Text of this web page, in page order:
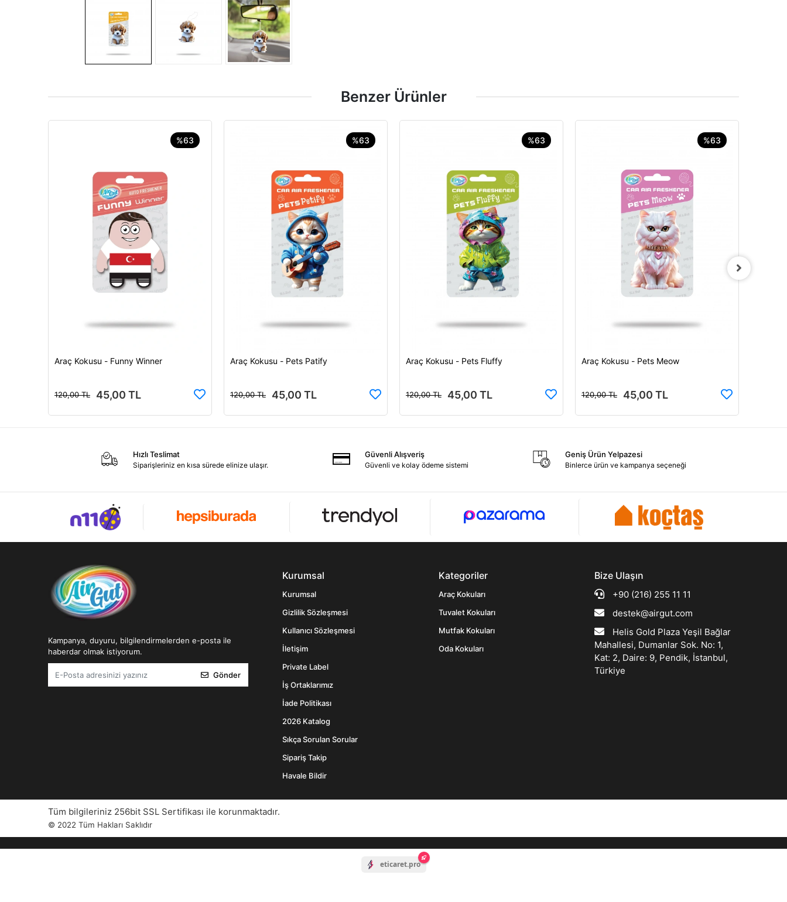
Benzer Ürünler
%63
Sepete Ekle
Araç Kokusu - Funny Winner
120,00 TL 45,00 TL
%63
Sepete Ekle
Araç Kokusu - Pets Patify
120,00 TL 45,00 TL
%63
Sepete Ekle
Araç Kokusu - Pets Fluffy
120,00 TL 45,00 TL
%63
Sepete Ekle
Araç Kokusu - Pets Meow
120,00 TL 45,00 TL
Hızlı Teslimat
Siparişleriniz en kısa sürede elinize ulaşır.
Güvenli Alışveriş
Güvenli ve kolay ödeme sistemi
Geniş Ürün Yelpazesi
Binlerce ürün ve kampanya seçeneği
Kampanya, duyuru, bilgilendirmelerden e-posta ile
haberdar olmak istiyorum.
Gönder
Kurumsal
Kurumsal
Gizlilik Sözleşmesi
Kullanıcı Sözleşmesi
İletişim
Private Label
İş Ortaklarımız
İade Politikası
2026 Katalog
Sıkça Sorulan Sorular
Sipariş Takip
Havale Bildir
Kategoriler
Araç Kokuları
Tuvalet Kokuları
Mutfak Kokuları
Oda Kokuları
Bize Ulaşın
+90 (216) 255 11 11
destek@airgut.com
Helis Gold Plaza Yeşil Bağlar
Mahallesi, Dumanlar Sok. No: 1,
Kat: 2, Daire: 9, Pendik, İstanbul,
Türkiye
Tüm bilgileriniz 256bit SSL Sertifikası ile korunmaktadır.
© 2022 Tüm Hakları Saklıdır
eticaret.pro